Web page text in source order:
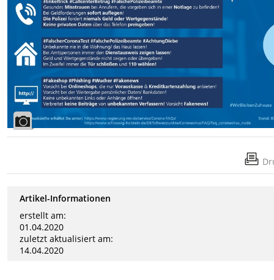
Artikel-Informationen
erstellt am:
01.04.2020
zuletzt aktualisiert am:
14.04.2020